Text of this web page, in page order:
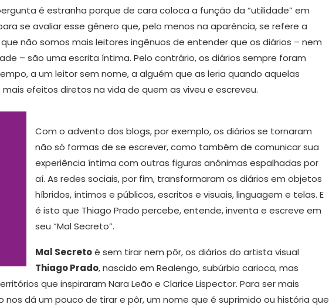
é estranha porque de cara coloca a função da “utilidade” em
se avaliar esse gênero que, pelo menos na aparência, se refere a
não somos mais leitores ingênuos de entender que os diários – nem
– são uma escrita íntima. Pelo contrário, os diários sempre foram
a um leitor sem nome, a alguém que as leria quando aquelas
efeitos diretos na vida de quem as viveu e escreveu.
Com o advento dos blogs, por exemplo, os diários se tornaram
não só formas de se escrever, como também de comunicar sua
experiência íntima com outras figuras anônimas espalhadas por
aí. As redes sociais, por fim, transformaram os diários em objetos
híbridos, íntimos e públicos, escritos e visuais, linguagem e telas. E
é isto que Thiago Prado percebe, entende, inventa e escreve em
seu “Mal Secreto”.
Mal Secretoé sem tirar nem pôr, os diários do artista visual
Thiago Prado, nascido em Realengo, subúrbio carioca, mas
que inspiraram Nara Leão e Clarice Lispector. Para ser mais
nos dá um pouco de tirar e pôr, um nome que é suprimido ou história que